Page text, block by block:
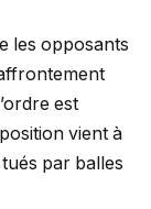
les opposants
est
vient à
par balles